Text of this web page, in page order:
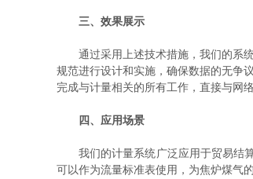
三、效果展示
通过采用上述技术措施，我们的系统
规范进行设计和实施，确保数据的无争
完成与计量相关的所有工作，直接与网
四、应用场景
我们的计量系统广泛应用于贸易结算
可以作为流量标准表使用，为焦炉煤气